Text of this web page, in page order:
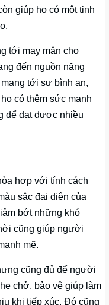
giúp họ có một tinh
tới may mắn cho
đến nguồn năng
tới sự bình an,
có thêm sức mạnh
để đạt được nhiều
hợp với tính cách
sắc đại diện của
bớt những khó
cũng giúp người
mẽ.
cũng đủ để người
chở, bảo vệ giúp làm
khi tiếp xúc. Đó cũng